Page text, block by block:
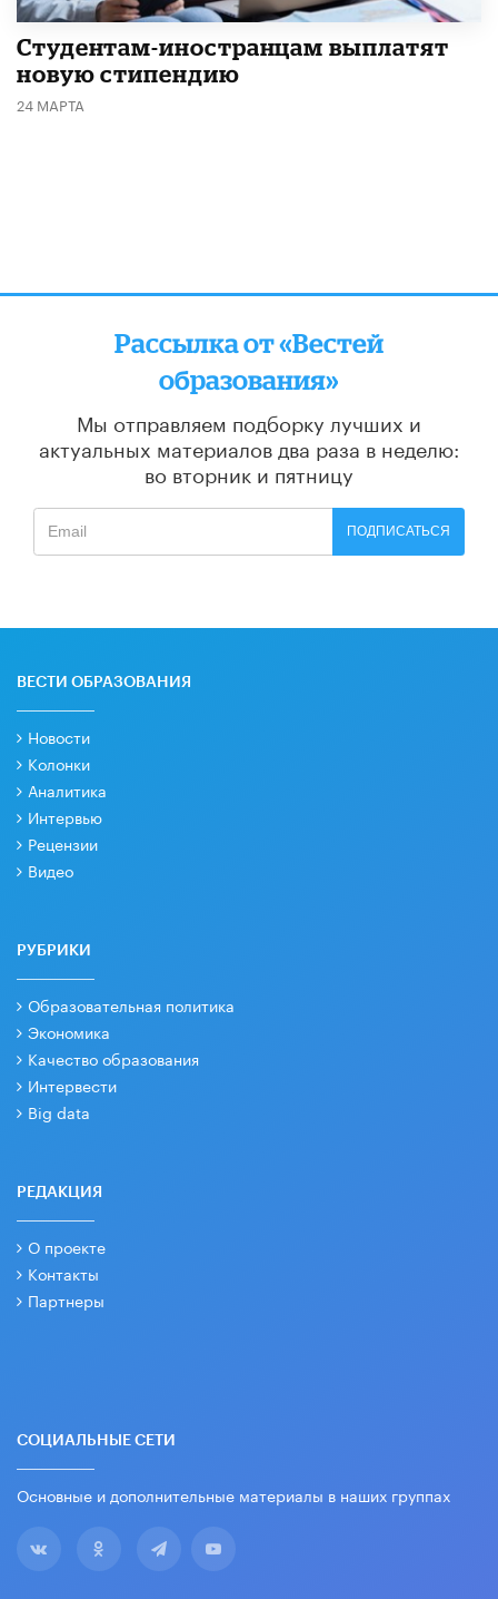
Студентам-иностранцам выплатят
новую стипендию
24 МАРТА
Рассылка от «Вестей
образования»
Мы отправляем подборку лучших и
актуальных материалов два раза в неделю:
во вторник и пятницу
ПОДПИСАТЬСЯ
ВЕСТИ ОБРАЗОВАНИЯ
Новости
Колонки
Аналитика
Интервью
Рецензии
Видео
РУБРИКИ
Образовательная политика
Экономика
Качество образования
Интервести
Big data
РЕДАКЦИЯ
О проекте
Контакты
Партнеры
СОЦИАЛЬНЫЕ СЕТИ
Основные и дополнительные материалы в наших группах